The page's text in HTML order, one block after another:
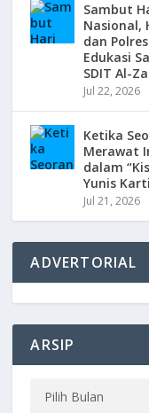
Sambut
Nasional,
dan
Edukasi
SDIT Al-
Jul 22, 2026
Ketika
Merawat
dalam
Yunis
Jul 21, 2026
ADVERTORIAL
ARSIP